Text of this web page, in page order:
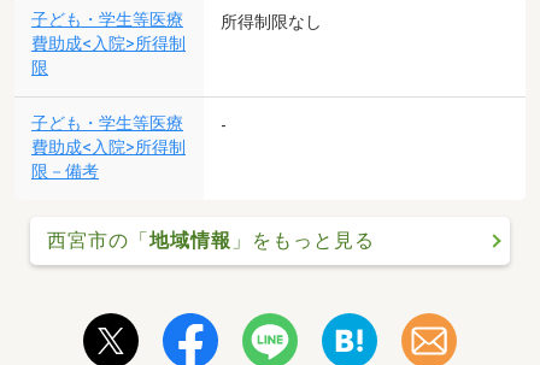
子ども・学生等医療
費助成<入院>所得制
限
所得制限なし
子ども・学生等医療
費助成<入院>所得制
限－備考
-
西宮市の「地域情報 」をもっと見る